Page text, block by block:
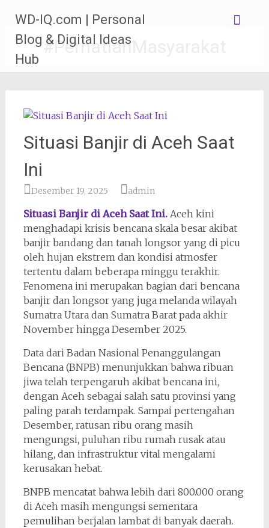
konten
WD-IQ.com | Personal
Blog & Digital Ideas
Hub
#PerhatianMasyarakat
Situasi Banjir di Aceh Saat
Ini
Desember 19, 2025 admin
Situasi Banjir di Aceh Saat Ini.Aceh kini
menghadapi krisis bencana skala besar akibat
banjir bandang dan tanah longsor yang di picu
oleh hujan ekstrem dan kondisi atmosfer
tertentu dalam beberapa minggu terakhir.
Fenomena ini merupakan bagian dari bencana
banjir dan longsor yang juga melanda wilayah
Sumatra Utara dan Sumatra Barat pada akhir
November hingga Desember 2025.
Data dari Badan Nasional Penanggulangan
Bencana (BNPB) menunjukkan bahwa ribuan
jiwa telah terpengaruh akibat bencana ini,
dengan Aceh sebagai salah satu provinsi yang
paling parah terdampak. Sampai pertengahan
Desember, ratusan ribu orang masih
mengungsi, puluhan ribu rumah rusak atau
hilang, dan infrastruktur vital mengalami
kerusakan hebat.
BNPB mencatat bahwa lebih dari 800.000 orang
di Aceh masih mengungsi sementara
pemulihan berjalan lambat di banyak daerah.